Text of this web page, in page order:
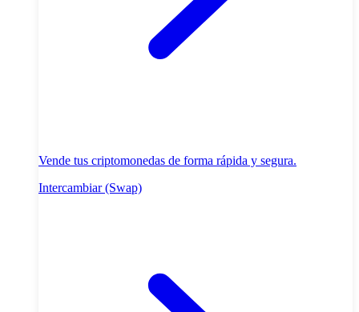
Vende tus criptomonedas de forma rápida y segura.
Intercambiar (Swap)